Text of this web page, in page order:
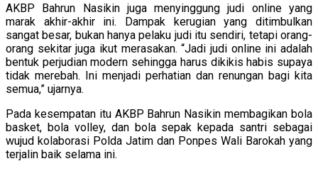
AKBP Bahrun Nasikin juga menyinggung judi online yang
marak akhir-akhir ini. Dampak kerugian yang ditimbulkan
sangat besar, bukan hanya pelaku judi itu sendiri, tetapi orang-
orang sekitar juga ikut merasakan. “Jadi judi online ini adalah
bentuk perjudian modern sehingga harus dikikis habis supaya
tidak merebah. Ini menjadi perhatian dan renungan bagi kita
semua,” ujarnya.
Pada kesempatan itu AKBP Bahrun Nasikin membagikan bola
basket, bola volley, dan bola sepak kepada santri sebagai
wujud kolaborasi Polda Jatim dan Ponpes Wali Barokah yang
terjalin baik selama ini.